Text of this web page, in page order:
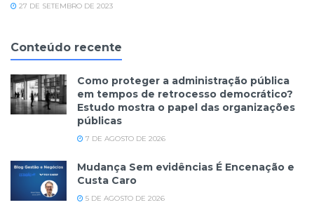
27 DE SETEMBRO DE 2023
Conteúdo recente
Como proteger a administração pública
em tempos de retrocesso democrático?
Estudo mostra o papel das organizações
públicas
7 DE AGOSTO DE 2026
Mudança Sem evidências É Encenação e
Custa Caro
5 DE AGOSTO DE 2026